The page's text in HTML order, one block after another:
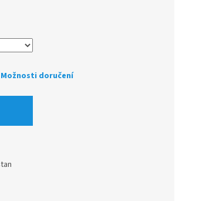
Možnosti doručení